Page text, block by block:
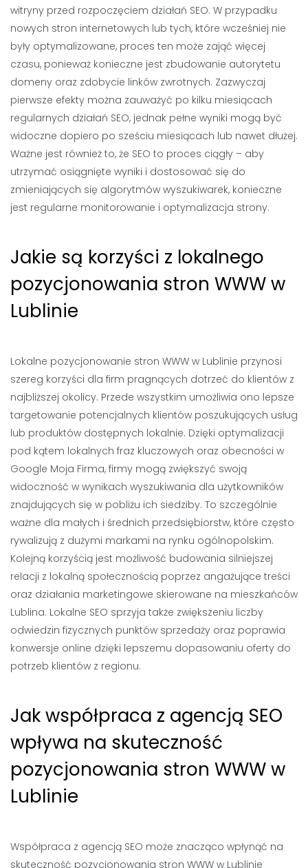
witryny przed rozpoczęciem działań SEO. W przypadku
nowych stron internetowych lub tych, które wcześniej nie
były optymalizowane, proces ten może zająć więcej
czasu, ponieważ konieczne jest zbudowanie autorytetu
domeny oraz zdobycie linków zwrotnych. Zazwyczaj
pierwsze efekty można zauważyć po kilku miesiącach
regularnych działań SEO, jednak pełne wyniki mogą być
widoczne dopiero po sześciu miesiącach lub nawet dłużej.
Ważne jest również to, że SEO to proces ciągły – aby
utrzymać osiągnięte wyniki i dostosować się do
zmieniających się algorytmów wyszukiwarek, konieczne
jest regularne monitorowanie i optymalizacja strony.
Jakie są korzyści z lokalnego
pozycjonowania stron WWW w
Lublinie
Lokalne pozycjonowanie stron WWW w Lublinie przynosi
szereg korzyści dla firm pragnących dotrzeć do klientów z
najbliższej okolicy. Przede wszystkim umożliwia ono lepsze
targetowanie potencjalnych klientów poszukujących usług
lub produktów dostępnych lokalnie. Dzięki optymalizacji
pod kątem lokalnych fraz kluczowych oraz obecności w
Google Moja Firma, firmy mogą zwiększyć swoją
widoczność w wynikach wyszukiwania dla użytkowników
znajdujących się w pobliżu ich siedziby. To szczególnie
ważne dla małych i średnich przedsiębiorstw, które często
rywalizują z dużymi markami na rynku ogólnopolskim.
Kolejną korzyścią jest możliwość budowania silniejszej
relacji z lokalną społecznością poprzez angażujące treści
oraz działania marketingowe skierowane na mieszkańców
Lublina. Lokalne SEO sprzyja także zwiększeniu liczby
odwiedzin fizycznych punktów sprzedaży oraz poprawia
konwersje online dzięki lepszemu dopasowaniu oferty do
potrzeb klientów z regionu.
Jak współpraca z agencją SEO
wpływa na skuteczność
pozycjonowania stron WWW w
Lublinie
Współpraca z agencją SEO może znacząco wpłynąć na
skuteczność pozycjonowania stron WWW w Lublinie